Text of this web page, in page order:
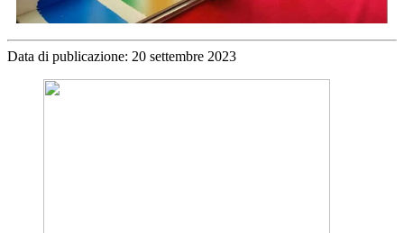
Data di publicazione: 20 settembre 2023